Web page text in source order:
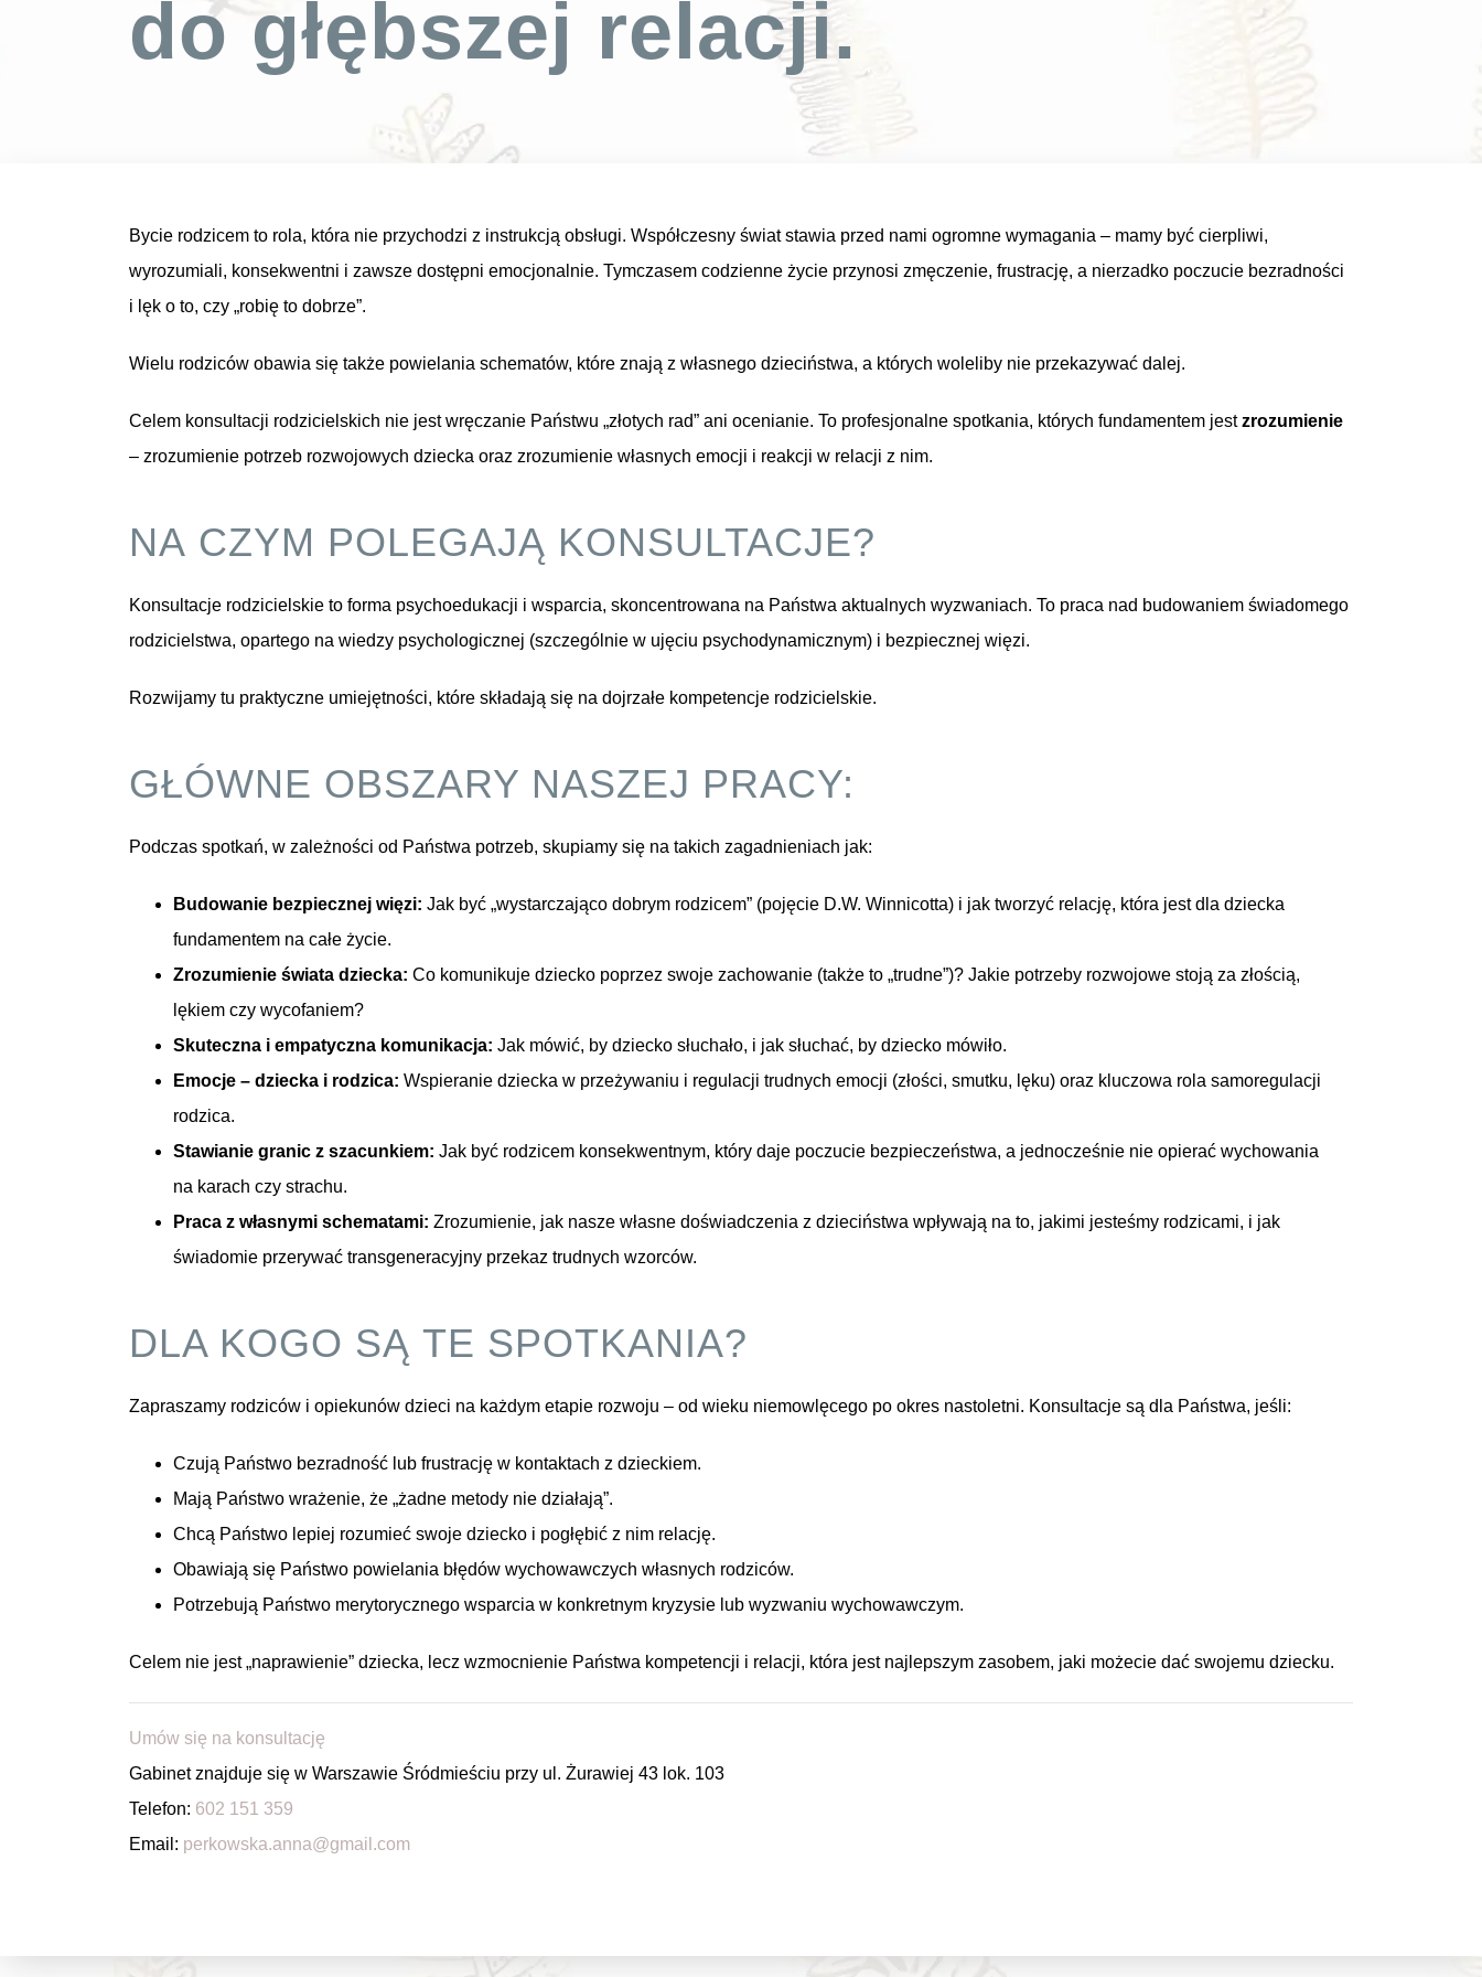
do głębszej relacji.
Bycie rodzicem to rola, która nie przychodzi z instrukcją obsługi. Współczesny świat stawia przed nami ogromne wymagania – mamy być cierpliwi,
wyrozumiali, konsekwentni i zawsze dostępni emocjonalnie. Tymczasem codzienne życie przynosi zmęczenie, frustrację, a nierzadko poczucie bezradności
i lęk o to, czy „robię to dobrze”.
Wielu rodziców obawia się także powielania schematów, które znają z własnego dzieciństwa, a których woleliby nie przekazywać dalej.
Celem konsultacji rodzicielskich nie jest wręczanie Państwu „złotych rad” ani ocenianie. To profesjonalne spotkania, których fundamentem jestzrozumienie
– zrozumienie potrzeb rozwojowych dziecka oraz zrozumienie własnych emocji i reakcji w relacji z nim.
NA CZYM POLEGAJĄ KONSULTACJE?
Konsultacje rodzicielskie to forma psychoedukacji i wsparcia, skoncentrowana na Państwa aktualnych wyzwaniach. To praca nad budowaniem świadomego
rodzicielstwa, opartego na wiedzy psychologicznej (szczególnie w ujęciu psychodynamicznym) i bezpiecznej więzi.
Rozwijamy tu praktyczne umiejętności, które składają się na dojrzałe kompetencje rodzicielskie.
GŁÓWNE OBSZARY NASZEJ PRACY:
Podczas spotkań, w zależności od Państwa potrzeb, skupiamy się na takich zagadnieniach jak:
Budowanie bezpiecznej więzi: Jak być „wystarczająco dobrym rodzicem” (pojęcie D.W. Winnicotta) i jak tworzyć relację, która jest dla dziecka
fundamentem na całe życie.
Zrozumienie świata dziecka: Co komunikuje dziecko poprzez swoje zachowanie (także to „trudne”)? Jakie potrzeby rozwojowe stoją za złością,
lękiem czy wycofaniem?
Skuteczna i empatyczna komunikacja: Jak mówić, by dziecko słuchało, i jak słuchać, by dziecko mówiło.
Emocje – dziecka i rodzica: Wspieranie dziecka w przeżywaniu i regulacji trudnych emocji (złości, smutku, lęku) oraz kluczowa rola samoregulacji
rodzica.
Stawianie granic z szacunkiem: Jak być rodzicem konsekwentnym, który daje poczucie bezpieczeństwa, a jednocześnie nie opierać wychowania
na karach czy strachu.
Praca z własnymi schematami: Zrozumienie, jak nasze własne doświadczenia z dzieciństwa wpływają na to, jakimi jesteśmy rodzicami, i jak
świadomie przerywać transgeneracyjny przekaz trudnych wzorców.
DLA KOGO SĄ TE SPOTKANIA?
Zapraszamy rodziców i opiekunów dzieci na każdym etapie rozwoju – od wieku niemowlęcego po okres nastoletni. Konsultacje są dla Państwa, jeśli:
Czują Państwo bezradność lub frustrację w kontaktach z dzieckiem.
Mają Państwo wrażenie, że „żadne metody nie działają”.
Chcą Państwo lepiej rozumieć swoje dziecko i pogłębić z nim relację.
Obawiają się Państwo powielania błędów wychowawczych własnych rodziców.
Potrzebują Państwo merytorycznego wsparcia w konkretnym kryzysie lub wyzwaniu wychowawczym.
Celem nie jest „naprawienie” dziecka, lecz wzmocnienie Państwa kompetencji i relacji, która jest najlepszym zasobem, jaki możecie dać swojemu dziecku.
Umów się na konsultację
Gabinet znajduje się w Warszawie Śródmieściu przy ul. Żurawiej 43 lok. 103
Telefon: 602 151 359
Email: perkowska.anna@gmail.com